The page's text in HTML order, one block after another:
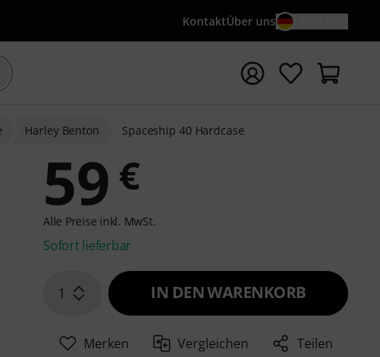
KontaktÜber uns
mit Suchwort {searchTerm} starten
Harley Benton Spaceship 40 Hardcase
59 €
Alle Preise inkl. MwSt.
Sofort lieferbar
1 IN DEN WARENKORB
Merken Vergleichen Teilen